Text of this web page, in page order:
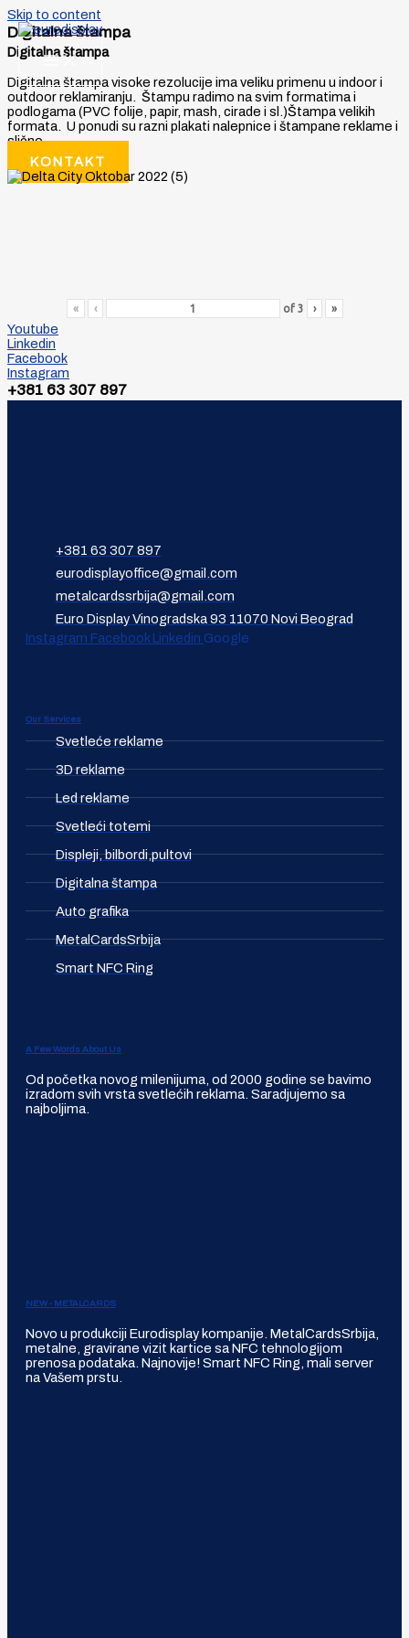
Skip to content
Digitalna štampa
Digitalna štampa
Digitalna štampa visoke rezolucije ima veliku primenu u indoor i
outdoor reklamiranju. Štampu radimo na svim formatima i
podlogama (PVC folije, papir, mash, cirade i sl.)Štampa velikih
formata. U ponudi su razni plakati nalepnice i štampane reklame i
slično.
KONTAKT
« ‹ of 3 › »
Youtube
Linkedin
Facebook
Instagram
+381 63 307 897
+381 63 307 897
eurodisplayoffice@gmail.com
metalcardssrbija@gmail.com
Euro Display Vinogradska 93 11070 Novi Beograd
Instagram Facebook Linkedin Google
Our Services
Svetleće reklame
3D reklame
Led reklame
Svetleći totemi
Displeji, bilbordi,pultovi
Digitalna štampa
Auto grafika
MetalCardsSrbija
Smart NFC Ring
A Few Words About Us
Od početka novog milenijuma, od 2000 godine se bavimo
izradom svih vrsta svetlećih reklama. Saradjujemo sa
najboljima.
NEW - METALCARDS
Novo u produkciji Eurodisplay kompanije. MetalCardsSrbija,
metalne, gravirane vizit kartice sa NFC tehnologijom
prenosa podataka. Najnovije! Smart NFC Ring, mali server
na Vašem prstu.